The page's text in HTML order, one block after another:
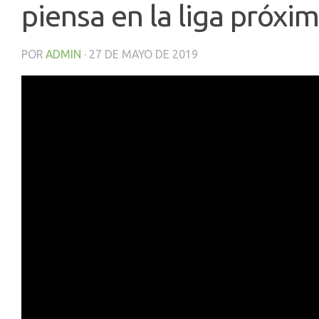
piensa en la liga
POR ADMIN · 27 DE MAYO DE 2019